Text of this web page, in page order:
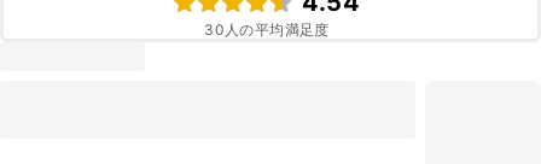
30 人の平均満足度